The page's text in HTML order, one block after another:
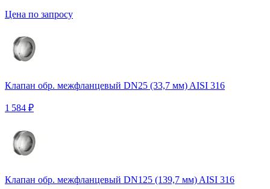
Цена по запросу
Клапан обр. межфланцевый DN25 (33,7 мм) AISI 316
1 584 ₽
Клапан обр. межфланцевый DN125 (139,7 мм) AISI 316